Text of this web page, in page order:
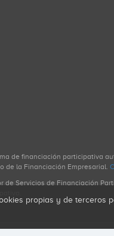
de financiación participativa
de la Financiación Empresarial.
de Servicios de Financiación
propias y de terceros